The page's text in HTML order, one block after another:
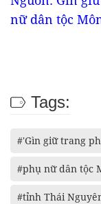
nữ dân tộc
Tags:
#'Gìn giữ trang
#phụ nữ dân tộc
#tỉnh Thái